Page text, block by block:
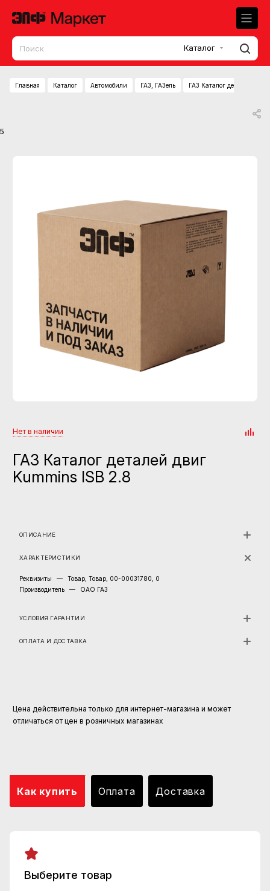
Каталог
Главная Каталог Автомобили ГАЗ, ГАЗель ГАЗ Каталог деталей
5
Нет в наличии
ГАЗ Каталог деталей двиг
Kummins ISB 2.8
ОПИСАНИЕ
ХАРАКТЕРИСТИКИ
Реквизиты —
Товар, Товар, 00-00031780, 0
Производитель
— ОАО ГАЗ
УСЛОВИЯ ГАРАНТИИ
ОПЛАТА И ДОСТАВКА
Цена действительна только для интернет-магазина и может
отличаться от цен в розничных магазинах
Как купить Оплата Доставка
Выберите товар